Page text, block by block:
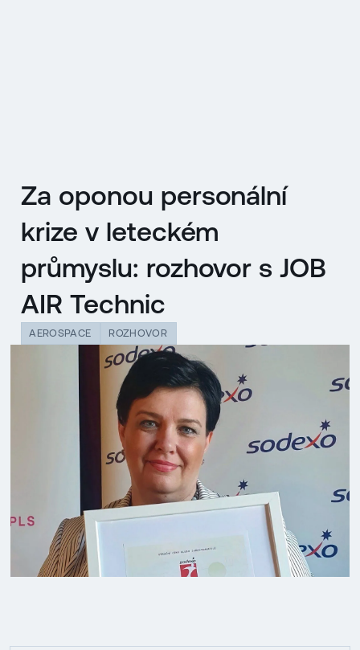
Za oponou personální
krize v leteckém
průmyslu: rozhovor s JOB
AIR Technic
AEROSPACE ROZHOVOR